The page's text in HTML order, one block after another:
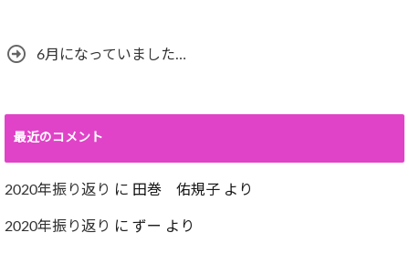
6月になっていました…
最近のコメント
2020年振り返り に 田巻 佑規子 より
2020年振り返り に ずー より